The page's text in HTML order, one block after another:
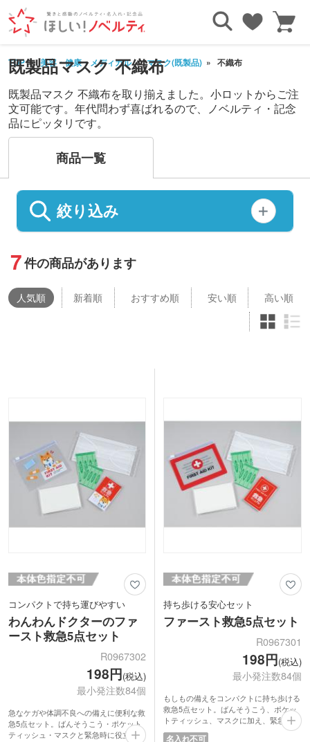
TOP 美容・健康・メディカル マスク(既製品) 不織布
既製品マスク 不織布
既製品マスク 不織布を取り揃えました。小ロットからご注
文可能です。年代問わず喜ばれるので、ノベルティ・記念
品にピッタリです。
商品一覧
絞り込み
7件の商品があります
人気順 新着順 おすすめ順 安い順 高い順
コンパクトで持ち運びやすい
わんわんドクターのファ
ースト救急5点セット
R0967302
198円(税込)
最小発注数84個
急なケガや体調不良への備えに便利な救
急5点セット。ばんそうこう・ポケット
ティッシュ・マスクと緊急時に役立つ連
持ち歩ける安心セット
ファースト救急5点セット
R0967301
198円(税込)
最小発注数84個
もしもの備えをコンパクトに持ち歩ける
救急5点セット。ばんそうこう、ポケッ
トティッシュ、マスクに加え、緊急連絡
先や応急処置方法を記載した便利なカー
名入れ不可